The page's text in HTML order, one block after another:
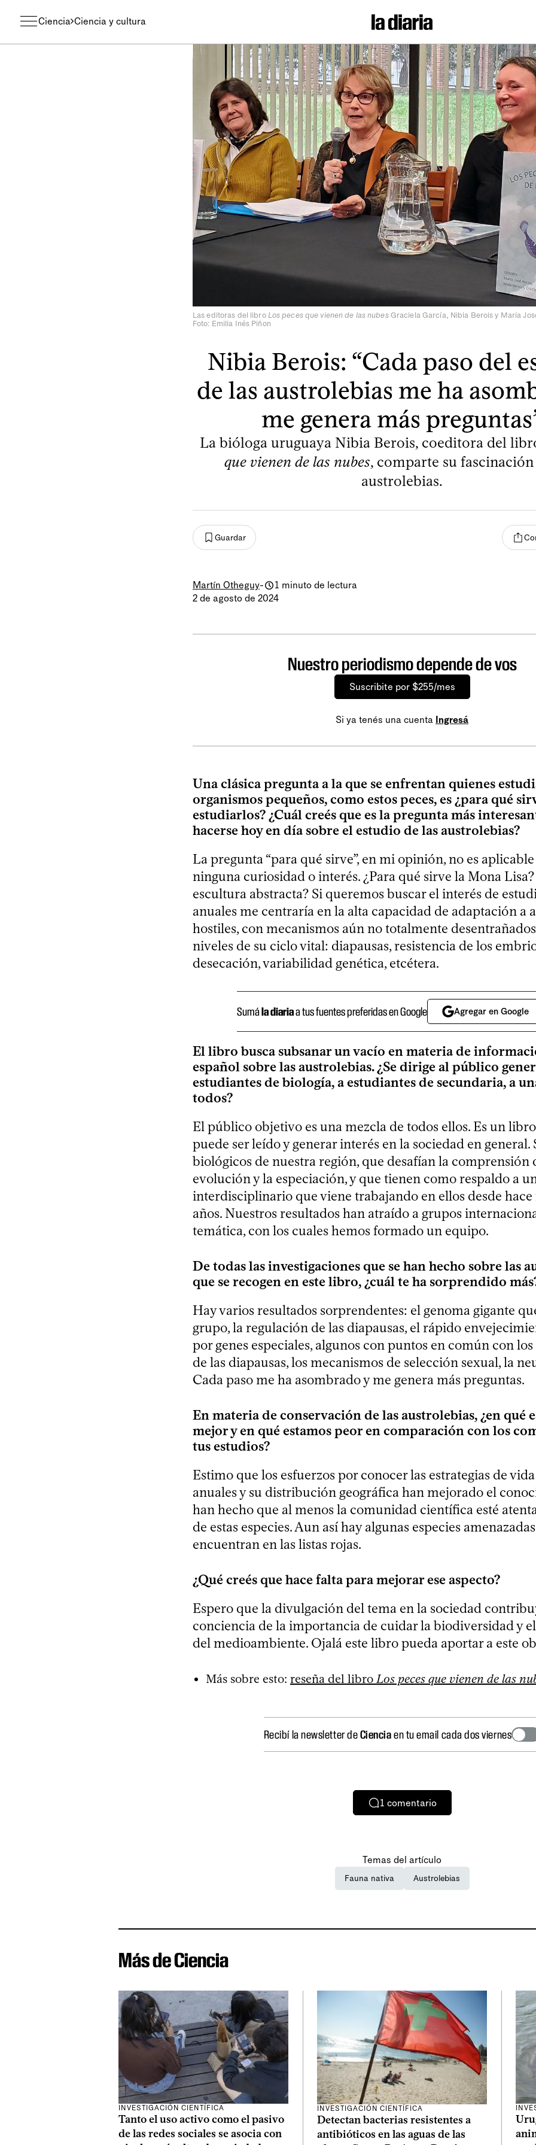
Ciencia Ciencia y cultura
Las editoras del libro Los peces que vienen de las nubesGraciela García, Nibia Berois y María
Foto: Emilia Inés Piñon
Nibia Berois: “Cada paso del
de las austrolebias me ha
me genera más
La bióloga uruguaya Nibia Berois, coeditora del
que vienen de las nubes, comparte su
austrolebias.
Guardar
Martín Otheguy-
1 minuto de lectura
2 de agosto de 2024
Nuestro periodismo depende de vos
Suscribite por $255/mes
Si ya tenés una cuenta Ingresá
Una clásica pregunta a la que se enfrentan quienes
organismos pequeños, como estos peces, es ¿para qué
estudiarlos? ¿Cuál creés que es la pregunta más
hacerse hoy en día sobre el estudio de las austrolebias?
La pregunta “para qué sirve”, en mi opinión, no es aplicable
ninguna curiosidad o interés. ¿Para qué sirve la Mona
escultura abstracta? Si queremos buscar el interés de
anuales me centraría en la alta capacidad de adaptación a
hostiles, con mecanismos aún no totalmente
niveles de su ciclo vital: diapausas, resistencia de los
desecación, variabilidad genética, etcétera.
Sumála diariaa tus fuentes preferidas en Google Agregar en Google
El libro busca subsanar un vacío en materia de
español sobre las austrolebias. ¿Se dirige al público
estudiantes de biología, a estudiantes de secundaria, a
todos?
El público objetivo es una mezcla de todos ellos. Es un
puede ser leído y generar interés en la sociedad en general.
biológicos de nuestra región, que desafían la comprensión
evolución y la especiación, y que tienen como respaldo a
interdisciplinario que viene trabajando en ellos desde hace
años. Nuestros resultados han atraído a grupos
temática, con los cuales hemos formado un equipo.
De todas las investigaciones que se han hecho sobre las
que se recogen en este libro, ¿cuál te ha sorprendido
Hay varios resultados sorprendentes: el genoma gigante
grupo, la regulación de las diapausas, el rápido
por genes especiales, algunos con puntos en común con
de las diapausas, los mecanismos de selección sexual, la
Cada paso me ha asombrado y me genera más preguntas.
En materia de conservación de las austrolebias, ¿en qué
mejor y en qué estamos peor en comparación con los
tus estudios?
Estimo que los esfuerzos por conocer las estrategias de
anuales y su distribución geográfica han mejorado el
han hecho que al menos la comunidad científica esté
de estas especies. Aun así hay algunas especies
encuentran en las listas rojas.
¿Qué creés que hace falta para mejorar ese aspecto?
Espero que la divulgación del tema en la sociedad
conciencia de la importancia de cuidar la biodiversidad y
del medioambiente. Ojalá este libro pueda aportar a este
Más sobre esto: reseña del libroLos peces que vienen de las
Recibí la newsletter deCienciaen tu email cada dos viernes
1 comentario
Temas del artículo
Fauna nativa Austrolebias
Más de Ciencia
INVESTIGACIÓN CIENTÍFICA
Tanto el uso activo como el pasivo
de las redes sociales se asocia con
INVESTIGACIÓN CIENTÍFICA
Detectan bacterias resistentes a
antibióticos en las aguas de las